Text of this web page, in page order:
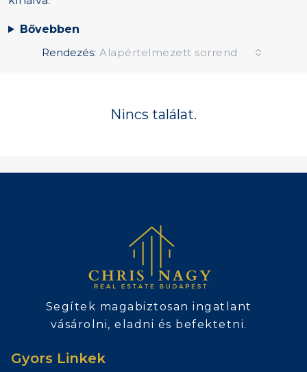
Bővebben
Rendezés: Alapértelmezett sorrend
Nincs találat.
Segítek magabiztosan ingatlant
vásárolni, eladni és befektetni.
Gyors Linkek